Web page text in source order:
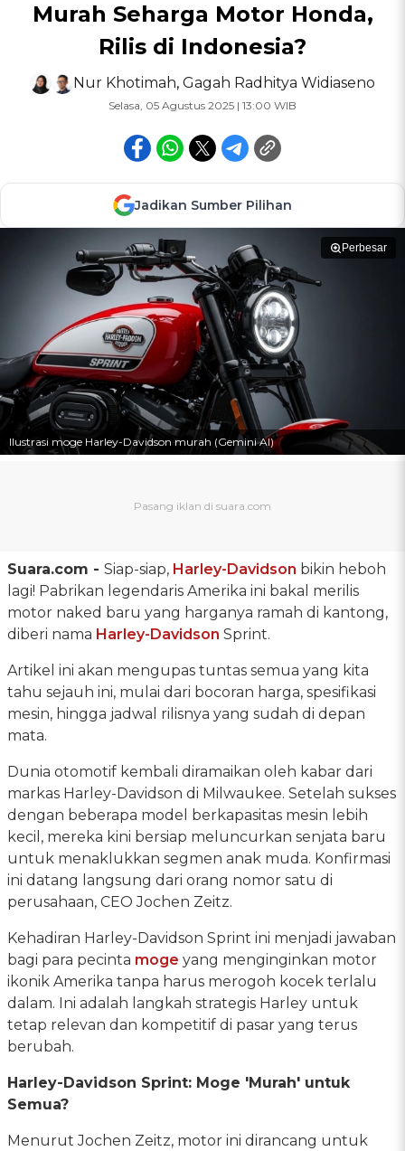
Murah Seharga Motor Honda,
Rilis di Indonesia?
Nur Khotimah, Gagah Radhitya Widiaseno
Selasa, 05 Agustus 2025 | 13:00 WIB
Jadikan Sumber Pilihan
Perbesar
Ilustrasi moge Harley-Davidson murah (Gemini AI)
Suara.com - Siap-siap, Harley-Davidson bikin heboh
lagi! Pabrikan legendaris Amerika ini bakal merilis
motor naked baru yang harganya ramah di kantong,
diberi nama Harley-Davidson Sprint.
Artikel ini akan mengupas tuntas semua yang kita
tahu sejauh ini, mulai dari bocoran harga, spesifikasi
mesin, hingga jadwal rilisnya yang sudah di depan
mata.
Dunia otomotif kembali diramaikan oleh kabar dari
markas Harley-Davidson di Milwaukee. Setelah sukses
dengan beberapa model berkapasitas mesin lebih
kecil, mereka kini bersiap meluncurkan senjata baru
untuk menaklukkan segmen anak muda. Konfirmasi
ini datang langsung dari orang nomor satu di
perusahaan, CEO Jochen Zeitz.
Kehadiran Harley-Davidson Sprint ini menjadi jawaban
bagi para pecinta moge yang menginginkan motor
ikonik Amerika tanpa harus merogoh kocek terlalu
dalam. Ini adalah langkah strategis Harley untuk
tetap relevan dan kompetitif di pasar yang terus
berubah.
Harley-Davidson Sprint: Moge 'Murah' untuk
Semua?
Menurut Jochen Zeitz, motor ini dirancang untuk